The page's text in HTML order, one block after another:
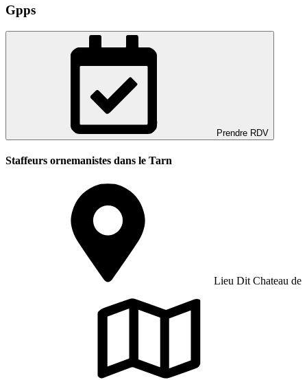
Gpps
Prendre RDV
Staffeurs ornemanistes dans le Tarn
Lieu Dit Chateau de